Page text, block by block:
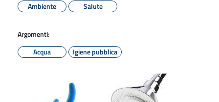
Ambiente
Salute
Argomenti:
Acqua
Igiene pubblica